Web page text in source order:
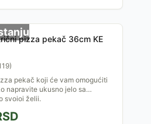
pizza pekač 36cm KE
)
pekač koji će vam omogućiti
napravite ukusno jelo sa
svojoj želji.